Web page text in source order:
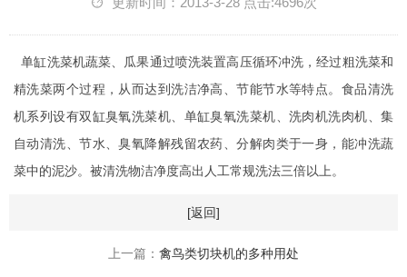
单缸洗菜机蔬菜、瓜果通过喷洗装置高压循环冲洗，经过粗洗菜和
精洗菜两个过程，从而达到洗洁净高、节能节水等特点。食品清洗
机系列设有双缸臭氧洗菜机、单缸臭氧洗菜机、洗肉机洗肉机、集
自动清洗、节水、臭氧降解残留农药、分解肉类于一身，能冲洗蔬
菜中的泥沙。被清洗物洁净度高出人工常规洗法三倍以上。
[返回]
上一篇： 禽鸟类切块机的多种用处